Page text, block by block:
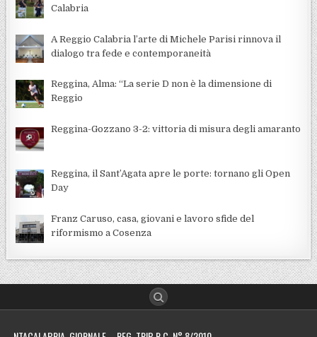
Calabria
A Reggio Calabria l’arte di Michele Parisi rinnova il
dialogo tra fede e contemporaneità
Reggina, Alma: “La serie D non è la dimensione di
Reggio
Reggina-Gozzano 3-2: vittoria di misura degli amaranto
Reggina, il Sant’Agata apre le porte: tornano gli Open
Day
Franz Caruso, casa, giovani e lavoro sfide del
riformismo a Cosenza